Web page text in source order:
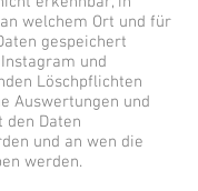
welchem Ort und für
gespeichert
und
Löschpflichten
Auswertungen und
den Daten
und an wen die
werden.